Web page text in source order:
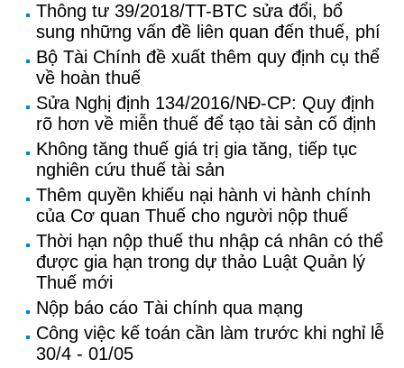
Thông tư 39/2018/TT-BTC sửa đổi, bổ
sung những vấn đề liên quan đến thuế, phí
Bộ Tài Chính đề xuất thêm quy định cụ thể
về hoàn thuế
Sửa Nghị định 134/2016/NĐ-CP: Quy định
rõ hơn về miễn thuế để tạo tài sản cố định
Không tăng thuế giá trị gia tăng, tiếp tục
nghiên cứu thuế tài sản
Thêm quyền khiếu nại hành vi hành chính
của Cơ quan Thuế cho người nộp thuế
Thời hạn nộp thuế thu nhập cá nhân có thể
được gia hạn trong dự thảo Luật Quản lý
Thuế mới
Nộp báo cáo Tài chính qua mạng
Công việc kế toán cần làm trước khi nghỉ lễ
30/4 - 01/05